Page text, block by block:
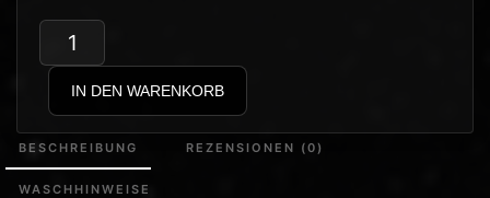
DPJ
–
Rechte
Zecke
Pink
IN DEN WARENKORB
BESCHREIBUNG REZENSIONEN (0)
WASCHHINWEISE